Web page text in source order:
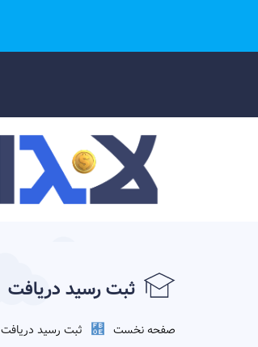
ثبت رسید دریافت
صفحه نخست ثبت رسید دریافت